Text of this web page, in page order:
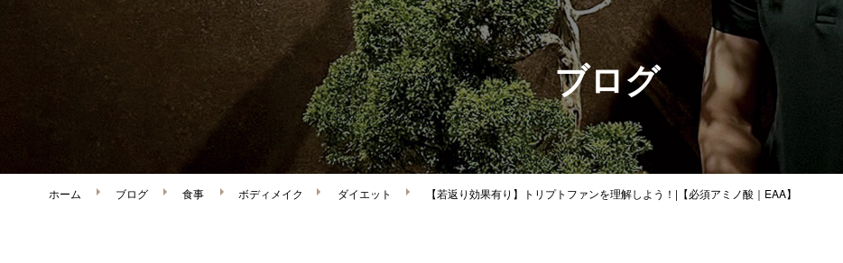
ブログ
ホーム ブログ 食事 ボディメイク ダイエット 【若返り効果有り】トリプトファンを理解しよう！|【必須アミノ酸｜EAA】